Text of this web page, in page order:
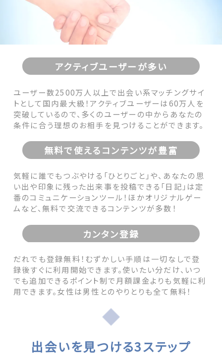
アクティブユーザーが多い
ユーザー数2500万人以上で出会い系マッチングサイ
トとして国内最大級！アクティブユーザーは60万人を
突破しているので、多くのユーザーの中からあなたの
条件に合う理想のお相手を見つけることができます。
無料で使えるコンテンツが豊富
気軽に誰でもつぶやける「ひとりごと」や、あなたの思
い出や印象に残った出来事を投稿できる「日記」は定
番のコミュニケーションツール！ほかオリジナルゲー
ムなど、無料で交流できるコンテンツが多数！
カンタン登録
だれでも登録無料！むずかしい手順は一切なしで登
録後すぐに利用開始できます。使いたい分だけ、いつ
でも追加できるポイント制で月額課金よりも気軽に利
用できます。女性は男性とのやりとりも全て無料！
出会いを見つける3ステップ